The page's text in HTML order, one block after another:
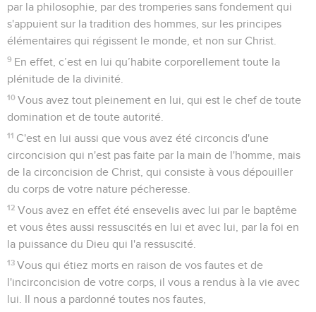
par la philosophie, par des tromperies sans fondement qui
s'appuient sur la tradition des hommes, sur les principes
élémentaires qui régissent le monde, et non sur Christ.
9 En effet, c’est en lui qu’habite corporellement toute la
plénitude de la divinité.
10 Vous avez tout pleinement en lui, qui est le chef de toute
domination et de toute autorité.
11 C'est en lui aussi que vous avez été circoncis d'une
circoncision qui n'est pas faite par la main de l'homme, mais
de la circoncision de Christ, qui consiste à vous dépouiller
du corps de votre nature pécheresse.
12 Vous avez en effet été ensevelis avec lui par le baptême
et vous êtes aussi ressuscités en lui et avec lui, par la foi en
la puissance du Dieu qui l'a ressuscité.
13 Vous qui étiez morts en raison de vos fautes et de
l'incirconcision de votre corps, il vous a rendus à la vie avec
lui. Il nous a pardonné toutes nos fautes,